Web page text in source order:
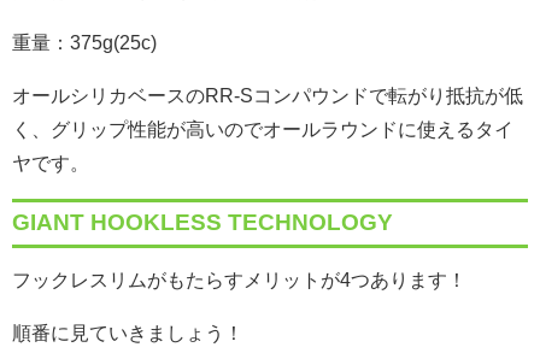
重量：375g(25c)
オールシリカベースのRR-Sコンパウンドで転がり抵抗が低
く、グリップ性能が高いのでオールラウンドに使えるタイ
ヤです。
GIANT HOOKLESS TECHNOLOGY
フックレスリムがもたらすメリットが4つあります！
順番に見ていきましょう！